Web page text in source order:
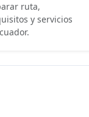
ruta,
y servicios